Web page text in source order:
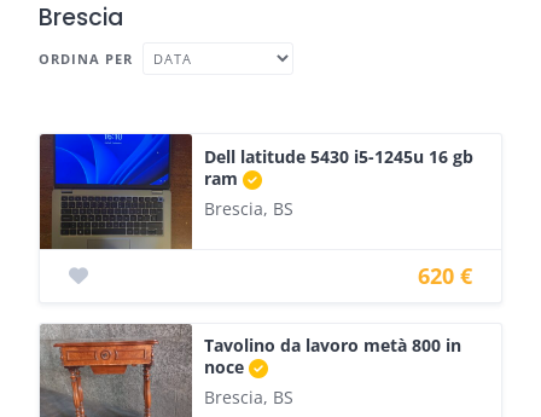
Brescia
ORDINA PER
Dell latitude 5430 i5-1245u 16 gb
ram
Brescia, BS
620 €
Tavolino da lavoro metà 800 in
noce
Brescia, BS